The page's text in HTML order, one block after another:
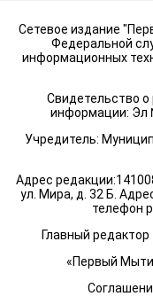
Сетевое издание
Федеральной
информационных
Свидетельство
информации: Эл
Учредитель:
Адрес
ул. Мира, д. 32 Б.
телефон
Главный
«Первый